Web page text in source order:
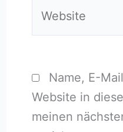
Name, E-
Website in
meinen